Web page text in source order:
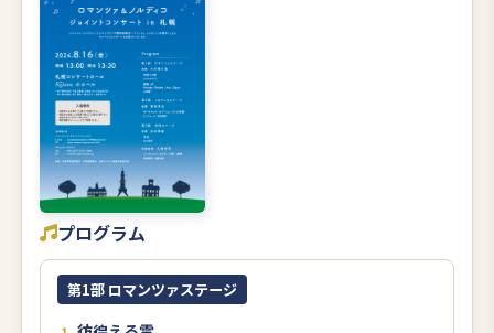
プログラム
第1部 ロマンツァステージ